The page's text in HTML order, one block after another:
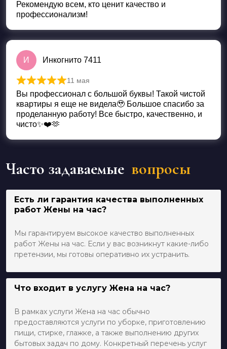
Рекомендую всем, кто ценит качество и
профессионализм!
И Инкогнито 7411
Оценка
11 мая
Вы профессионал с большой буквы! Такой чистой
квартиры я еще не видела🥹 Большое спасибо за
проделанную работу! Все быстро, качественно, и
чисто✨❤️🫶
Часто задаваемые вопросы
Есть ли гарантия качества выполненных
работ Жены на час?
Мы гарантируем высокое качество выполненных
работ Жены на час. Если у вас возникнут какие-либо
претензии, мы готовы оперативно их устранить.
Что входит в услугу Жена на час?
В рамках услуги Жена на час обычно
предоставляются услуги по уборке, приготовлению
пищи, стирке, глажке, а также выполнению других
бытовых задач по дому. Конкретный перечень услуг